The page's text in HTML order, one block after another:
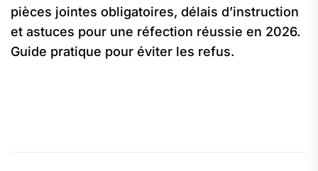
pièces jointes obligatoires, délais d’instruction
et astuces pour une réfection réussie en 2026.
Guide pratique pour éviter les refus.